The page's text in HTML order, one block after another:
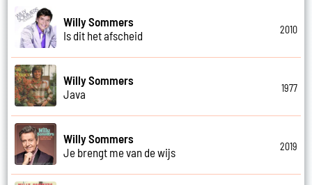
Willy Sommers
Is dit het afscheid
2010
Willy Sommers
Java
1977
Willy Sommers
Je brengt me van de wijs
2019